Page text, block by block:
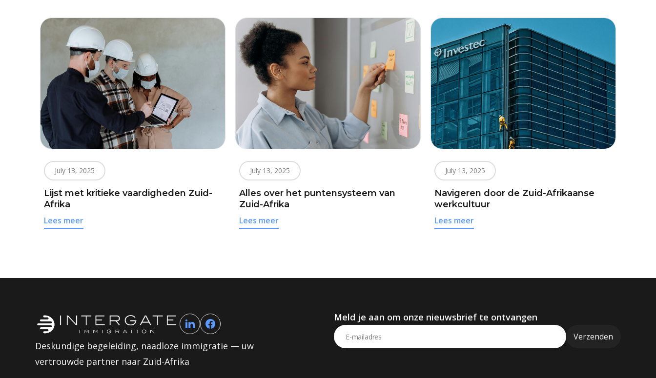
July 13, 2025
Lijst met kritieke vaardigheden Zuid-
Afrika
Lees meer
July 13, 2025
Alles over het puntensysteem van
Zuid-Afrika
Lees meer
July 13, 2025
Navigeren door de Zuid-Afrikaanse
werkcultuur
Lees meer
Deskundige begeleiding, naadloze immigratie — uw
vertrouwde partner naar Zuid-Afrika
Meld je aan om onze nieuwsbrief te ontvangen